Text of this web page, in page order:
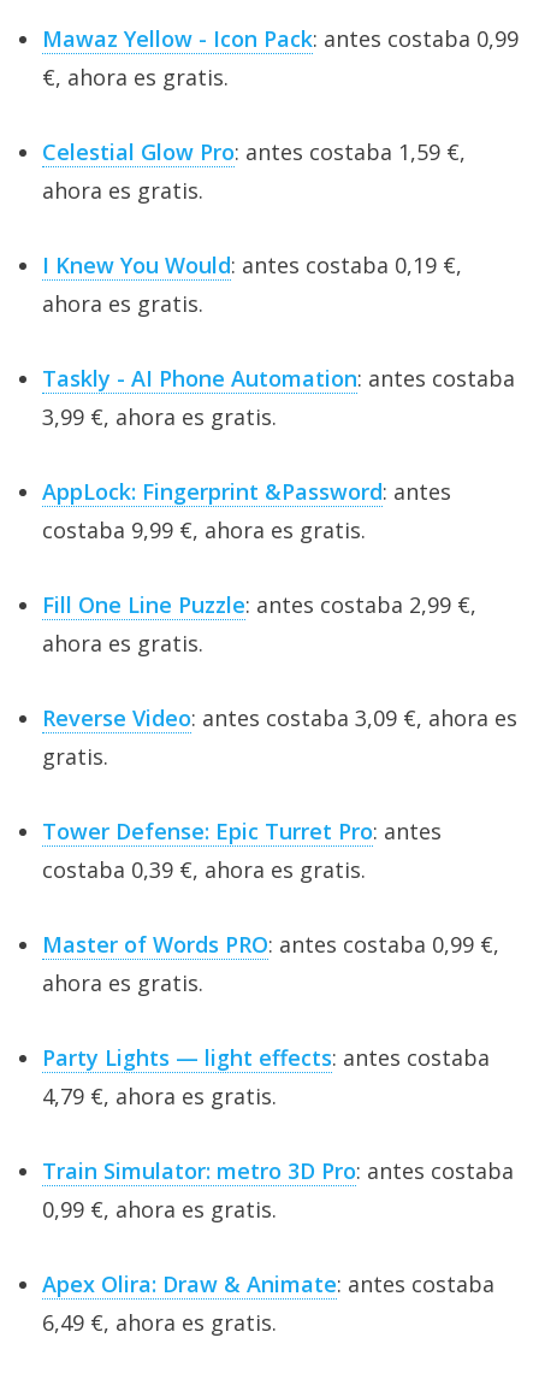
Mawaz Yellow - Icon Pack: antes costaba 0,99
€, ahora es gratis.
Celestial Glow Pro: antes costaba 1,59 €,
ahora es gratis.
I Knew You Would: antes costaba 0,19 €,
ahora es gratis.
Taskly - AI Phone Automation: antes costaba
3,99 €, ahora es gratis.
AppLock: Fingerprint &Password: antes
costaba 9,99 €, ahora es gratis.
Fill One Line Puzzle: antes costaba 2,99 €,
ahora es gratis.
Reverse Video: antes costaba 3,09 €, ahora es
gratis.
Tower Defense: Epic Turret Pro: antes
costaba 0,39 €, ahora es gratis.
Master of Words PRO: antes costaba 0,99 €,
ahora es gratis.
Party Lights — light effects: antes costaba
4,79 €, ahora es gratis.
Train Simulator: metro 3D Pro: antes costaba
0,99 €, ahora es gratis.
Apex Olira: Draw & Animate: antes costaba
6,49 €, ahora es gratis.